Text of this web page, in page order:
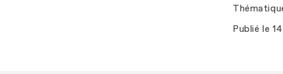
Publié le